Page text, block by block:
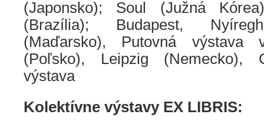
(Japonsko); Soul (Južná
(Brazília); Budapest,
(Maďarsko), Putovná výstava
(Poľsko), Leipzig (Nemecko),
výstava
Kolektívne výstavy EX LIBRIS: